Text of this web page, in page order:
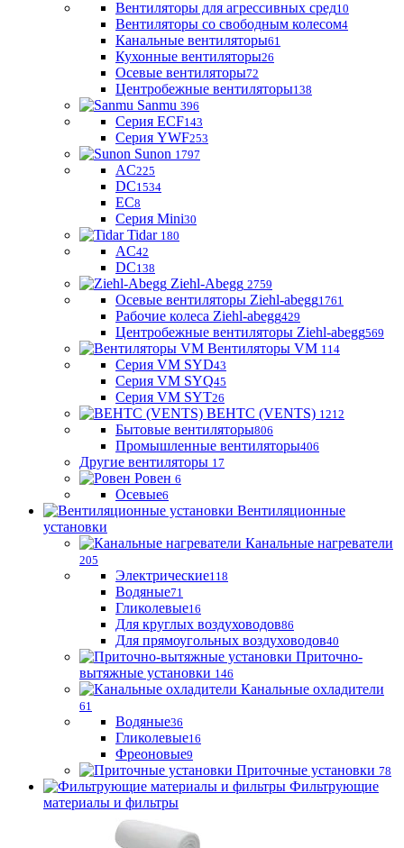
Вентиляторы для агрессивных сред10
Вентиляторы со свободным колесом4
Канальные вентиляторы61
Кухонные вентиляторы26
Осевые вентиляторы72
Центробежные вентиляторы138
Sanmu 396
Серия ECF143
Серия YWF253
Sunon 1797
AC225
DC1534
EC8
Серия Mini30
Tidar 180
AC42
DC138
Ziehl-Abegg 2759
Осевые вентиляторы Ziehl-abegg1761
Рабочие колеса Ziehl-abegg429
Центробежные вентиляторы Ziehl-abegg569
Вентиляторы VM 114
Серия VM SYD43
Серия VM SYQ45
Серия VM SYT26
ВЕНТС (VENTS) 1212
Бытовые вентиляторы806
Промышленные вентиляторы406
Другие вентиляторы 17
Ровен 6
Осевые6
Вентиляционные
установки
Канальные нагреватели
205
Электрические118
Водяные71
Гликолевые16
Для круглых воздуховодов86
Для прямоугольных воздуховодов40
Приточно-
вытяжные установки 146
Канальные охладители
61
Водяные36
Гликолевые16
Фреоновые9
Приточные установки 78
Фильтрующие
материалы и фильтры